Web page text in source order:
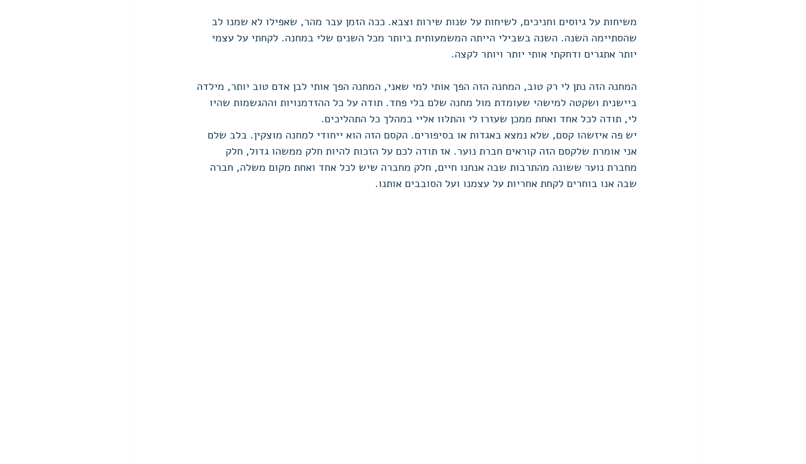
משיחות על גיוסים וחניכים, לשיחות על שנות שירות וצבא. ככה הזמן עבר מהר, שאפילו לא שמנו לב
שהסתיימה השנה. השנה בשבילי הייתה המשמעותית ביותר מכל השנים שלי במחנה. לקחתי על עצמי
יותר אתגרים ודחקתי אותי יותר ויותר לקצה.
המחנה הזה נתן לי רק טוב, המחנה הזה הפך אותי למי שאני, המחנה הפך אותי לבן אדם טוב יותר, מילדה
ביישנית ושקטה למישהי שעומדת מול מחנה שלם בלי פחד. תודה על כל ההזדמנויות וההגשמות שהיו
לי, תודה לכל אחד ואחת ממכן שעזרו לי והתלוו אליי במהלך כל התהליכים.
יש פה איזשהו קסם, שלא נמצא באגדות או בסיפורים. הקסם הזה הוא ייחודי למחנה מוצקין. בלב שלם
אני אומרת שלקסם הזה קוראים חברת נוער. אז תודה לכם על הזכות להיות חלק ממשהו גדול, חלק
מחברת נוער ששונה מהתרבות שבה אנחנו חיים, חלק מחברה שיש לכל אחד ואחת מקום משלה, חברה
שבה אנו בוחרים לקחת אחריות על עצמנו ועל הסובבים אותנו.